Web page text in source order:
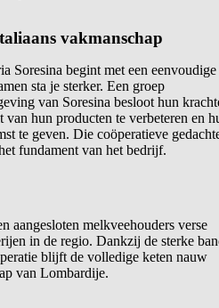
vakmanschap
Soresina begint met een eenvoudige
sta je sterker. Een groep
van Soresina besloot hun
hun producten te verbeteren en
te geven. Die coöperatieve
fundament van het bedrijf.
aangesloten melkveehouders verse
in de regio. Dankzij de sterke
blijft de volledige keten nauw
van Lombardije.